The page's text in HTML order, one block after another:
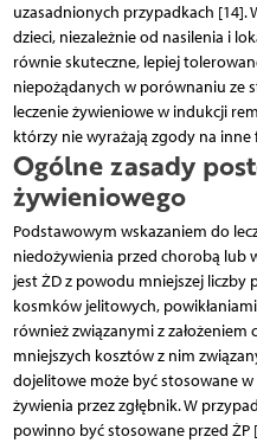
uzasadnionych przypadkach [14].
dzieci, niezależnie od nasilenia i
równie skuteczne, lepiej
niepożądanych w porównaniu ze
leczenie żywieniowe w indukcji
którzy nie wyrażają zgody na inne
Ogólne zasady
żywieniowego
Podstawowym wskazaniem do
niedożywienia przed chorobą lub
jest ŻD z powodu mniejszej liczby
kosmków jelitowych,
również związanymi z założeniem
mniejszych kosztów z nim
dojelitowe może być stosowane
żywienia przez zgłębnik. W
powinno być stosowane przed ŻP